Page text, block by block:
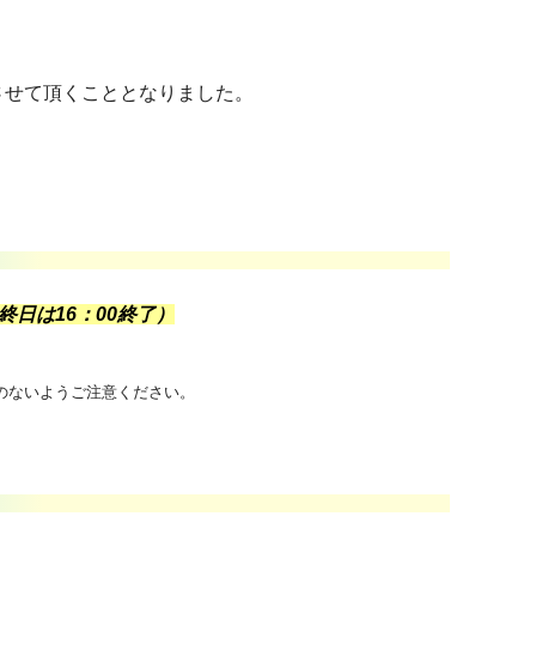
て頂くこととなりました。
日は16：00終了）
いようご注意ください。